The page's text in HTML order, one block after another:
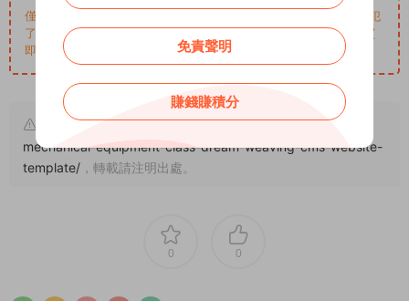
僅學習交流，商用請買正版，一切後果由下載用戶自行承擔。若侵犯
了您的權益，請來信通知Email: support@addprofans.com。購買
即默認同意
原文鏈接：https://addprofans.com/responsive-
mechanical-equipment-class-dream-weaving-cms-website-
template/ ，轉載請注明出處。
0 0
免責聲明
賺錢賺積分